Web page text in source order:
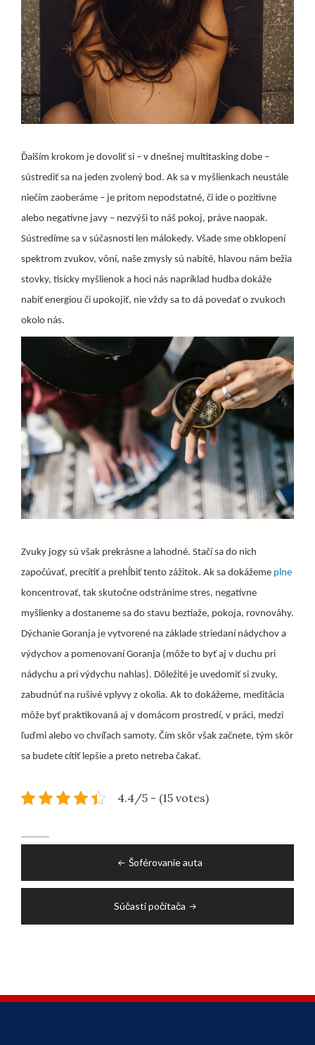
Ďalším krokom je dovoliť si – v dnešnej multitasking dobe –
sústrediť sa na jeden zvolený bod. Ak sa v myšlienkach neustále
niečím zaoberáme – je pritom nepodstatné, či ide o pozitívne
alebo negatívne javy – nezvýši to náš pokoj, práve naopak.
Sústredíme sa v súčasnosti len málokedy. Všade sme obklopení
spektrom zvukov, vôní, naše zmysly sú nabité, hlavou nám bežia
stovky, tisícky myšlienok a hoci nás napríklad hudba dokáže
nabiť energiou či upokojiť, nie vždy sa to dá povedať o zvukoch
okolo nás.
Zvuky jogy sú však prekrásne a lahodné. Stačí sa do nich
započúvať, precítiť a prehĺbiť tento zážitok. Ak sa dokážeme plne
koncentrovať, tak skutočne odstránime stres, negatívne
myšlienky a dostaneme sa do stavu beztiaže, pokoja, rovnováhy.
Dýchanie Goranja je vytvorené na základe striedaní nádychov a
výdychov a pomenovaní Goranja (môže to byť aj v duchu pri
nádychu a pri výdychu nahlas). Dôležité je uvedomiť si zvuky,
zabudnúť na rušivé vplyvy z okolia. Ak to dokážeme, meditácia
môže byť praktikovaná aj v domácom prostredí, v práci, medzi
ľuďmi alebo vo chvíľach samoty. Čím skôr však začnete, tým skôr
sa budete cítiť lepšie a preto netreba čakať.
4.4/5 - (15 votes)
příspěvek
Šoférovanie auta
Súčasti počítača